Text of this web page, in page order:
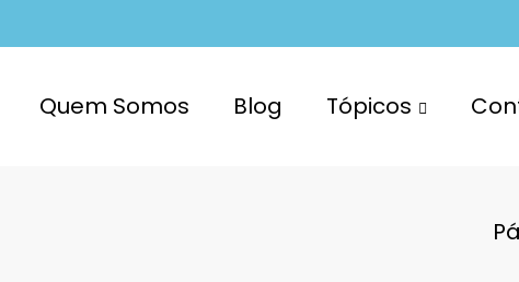
Quem Somos Blog Tópicos